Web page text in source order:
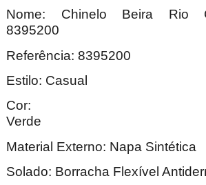
Nome: Chinelo Beira Rio
8395200
Referência:
Estilo: Casual
Cor:
Material Externo: Napa Sintética
Solado: Borracha Flexível